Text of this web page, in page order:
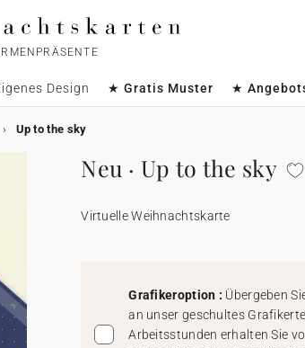
Design ★ Gratis Muster ★
Up to the sky
Neu · Up to the sky
Virtuelle Weihnachtskarte
Grafikeroption : Übergeben
an unser geschultes
Arbeitsstunden erhalten Sie